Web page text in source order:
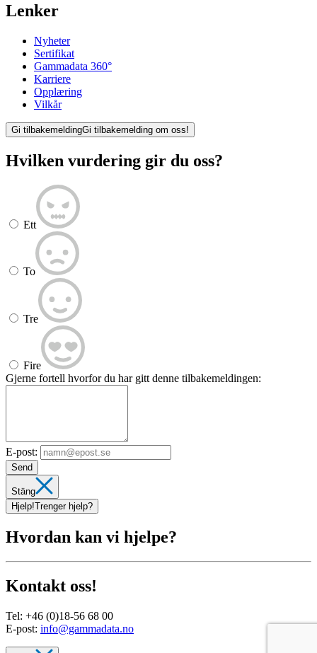
Lenker
Nyheter
Sertifikat
Gammadata 360°
Karriere
Opplæring
Vilkår
Gi tilbakemeldingGi tilbakemelding om oss!
Hvilken vurdering gir du oss?
Ett
To
Tre
Fire
Gjerne fortell hvorfor du har gitt denne tilbakemeldingen:
E-post:
Send
Stäng
Hjelp!Trenger hjelp?
Hvordan kan vi hjelpe?
Kontakt oss!
Tel: +46 (0)18-56 68 00
E-post: info@gammadata.no